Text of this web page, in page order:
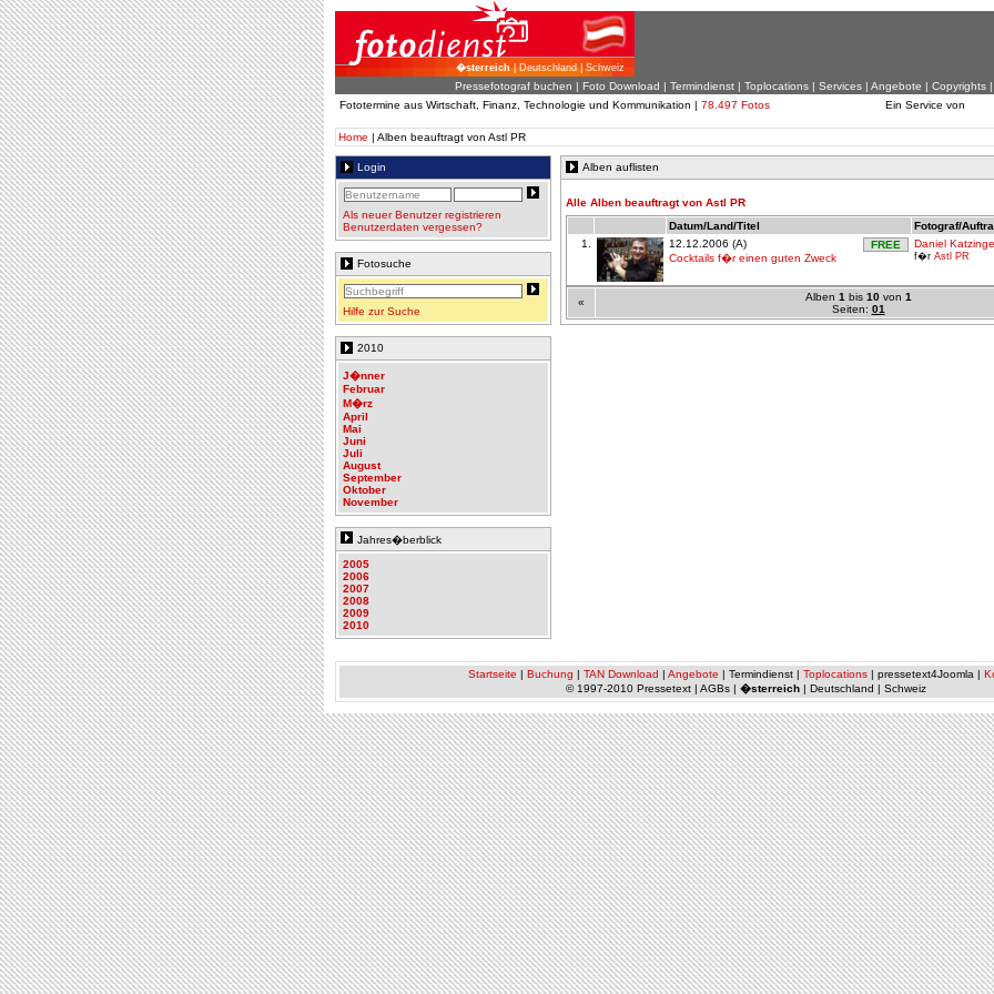
�sterreich| Deutschland | Schweiz
Pressefotograf buchen | Foto Download | Termindienst | Toplocations | Services | Angebote | Copyrights |
Fototermine aus Wirtschaft, Finanz, Technologie und Kommunikation | 78.497 Fotos Ein Service von
Home | Alben beauftragt von Astl PR
Login
Als neuer Benutzer registrieren
Benutzerdaten vergessen?
Fotosuche
Hilfe zur Suche
2010
J�nner
Februar
M�rz
April
Mai
Juni
Juli
August
September
Oktober
November
Jahres�berblick
2005
2006
2007
2008
2009
2010
Alben auflisten
Alle Alben beauftragt von Astl PR
Datum/Land/Titel
Fotograf/
1.
FREE
12.12.2006 (A)
Cocktails f�r einen guten Zweck
Daniel
f�r Astl PR
« Alben 1 bis 10von 1
Seiten: 01
Startseite | Buchung | TAN Download | Angebote | Termindienst | Toplocations| pressetext4Joomla |
© 1997-2010 Pressetext | AGBs | �sterreich| Deutschland | Schweiz